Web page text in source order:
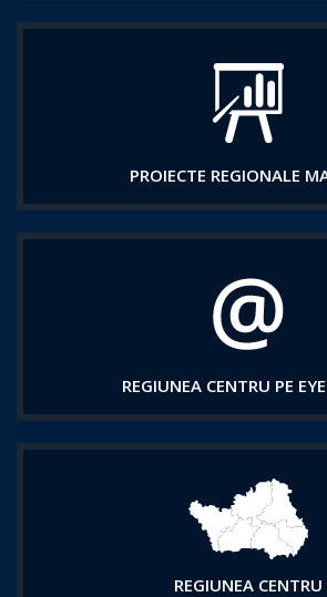
PROIECTE REGIONALE
REGIUNEA CENTRU PE
REGIUNEA CENTRU